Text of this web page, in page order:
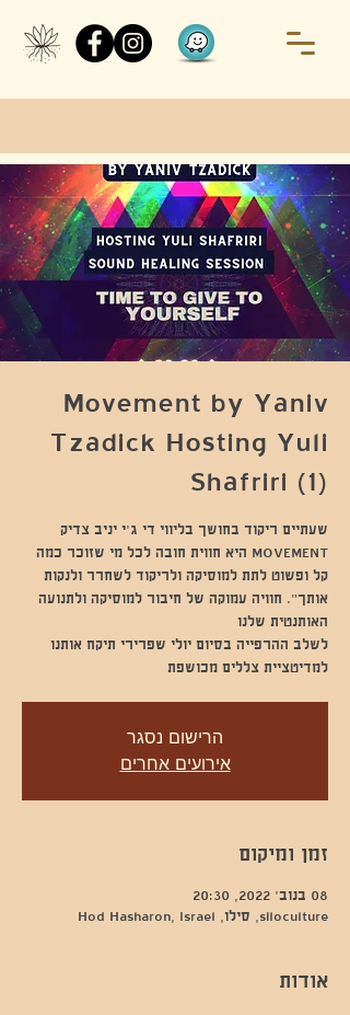
Movement by Yaniv
Tzadick Hosting Yuli
Shafriri (1)
MOVEMENT היא חווית חובה לכל מי שזוכר כמה
קל ופשוט לתת למוסיקה ולריקוד לשחרר ולנקות
אותך". חוויה עמוקה של חיבור למוסיקה ולתנועה
לשלב ההרפייה בסיום יולי שפרירי תיקח אותנו
למדיטציית צללים מכושפת
הרישום נסגר
אירועים אחרים
זמן ומיקום
08 בנוב׳ 2022, 20:30
siloculture, סילו, Hod Hasharon, Israel
אודות